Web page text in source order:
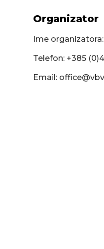
Organizator
Ime
Telefon: +385
Email: